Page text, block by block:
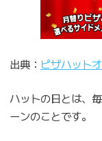
出典： ピザハット
ハットの日とは、
ーンのことです。